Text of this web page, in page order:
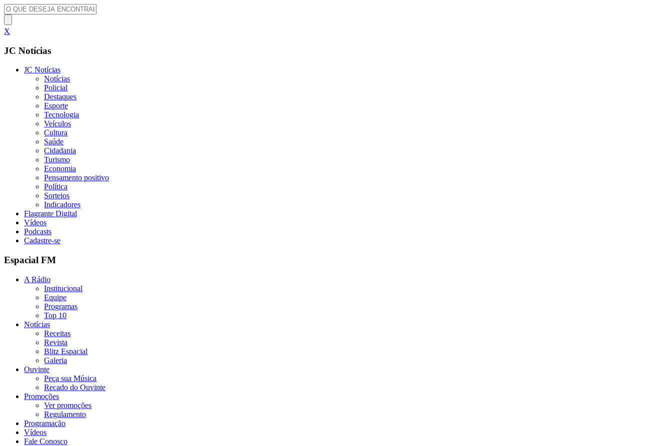
X
JC Notícias
JC Notícias
Notícias
Policial
Destaques
Esporte
Tecnologia
Veículos
Cultura
Saúde
Cidadania
Turismo
Economia
Pensamento positivo
Política
Sorteios
Indicadores
Flagrante Digital
Vídeos
Podcasts
Cadastre-se
Espacial FM
A Rádio
Institucional
Equipe
Programas
Top 10
Notícias
Receitas
Revista
Blitz Espacial
Galeria
Ouvinte
Peça sua Música
Recado do Ouvinte
Promoções
Ver promoções
Regulamento
Programação
Vídeos
Fale Conosco